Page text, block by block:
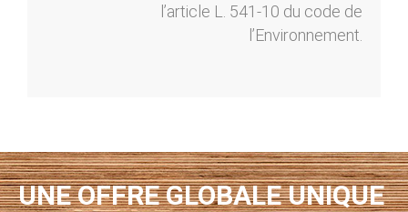
l’article L. 541-10 du code de
l’Environnement.
UNE OFFRE GLOBALE UNIQUE